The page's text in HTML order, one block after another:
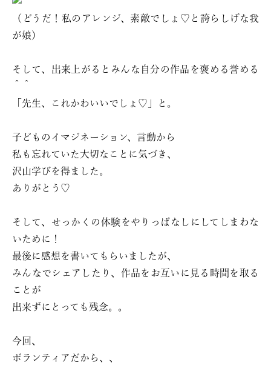
（どうだ！私のアレンジ、素敵でしょ♡と誇らしげな我
が娘）
そして、出来上がるとみんな自分の作品を褒める誉める
「先生、これかわいいでしょ♡」と。
子どものイマジネーション、言動から
私も忘れていた大切なことに気づき、
沢山学びを得ました。
ありがとう♡
そして、せっかくの体験をやりっぱなしにしてしまわな
いために！
最後に感想を書いてもらいましたが、
みんなでシェアしたり、作品をお互いに見る時間を取る
ことが
出来ずにとっても残念。。
今回、
ボランティアだから、、